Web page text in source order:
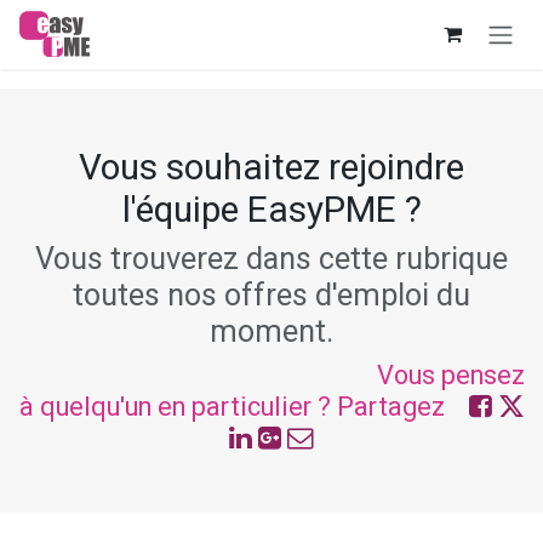
Se rendre au contenu
Vous souhaitez rejoindre
l'équipe EasyPME ?
Vous trouverez dans cette rubrique
toutes nos offres d'emploi du
moment.
Vous pensez
à quelqu'un en particulier ? Partagez